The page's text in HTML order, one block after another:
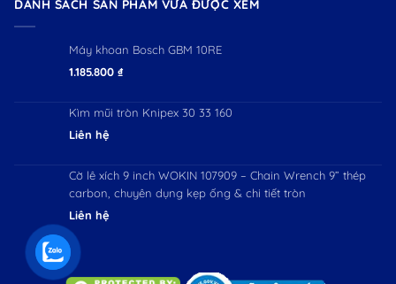
DANH SÁCH SẢN PHẨM VỪA ĐƯỢC XEM
Máy khoan Bosch GBM 10RE
1.185.800 ₫
Kìm mũi tròn Knipex 30 33 160
Liên hệ
Cờ lê xích 9 inch WOKIN 107909 – Chain Wrench 9” thép
carbon, chuyên dụng kẹp ống & chi tiết tròn
Liên hệ